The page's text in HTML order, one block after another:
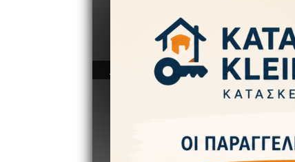
Άμεση Εξυπηρέτηση